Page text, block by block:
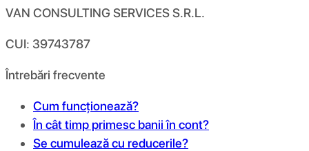
VAN CONSULTING SERVICES S.R.L.
CUI: 39743787
Întrebări frecvente
Cum funcționează?
În cât timp primesc banii în cont?
Se cumulează cu reducerile?